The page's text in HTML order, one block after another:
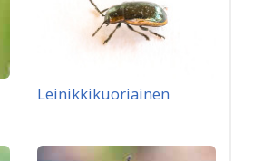
Leinikkikuoriainen